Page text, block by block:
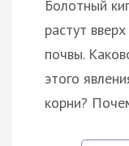
Болотный
растут
почвы.
этого
корни?